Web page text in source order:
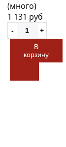
(много)
1 131 руб
В
корзину